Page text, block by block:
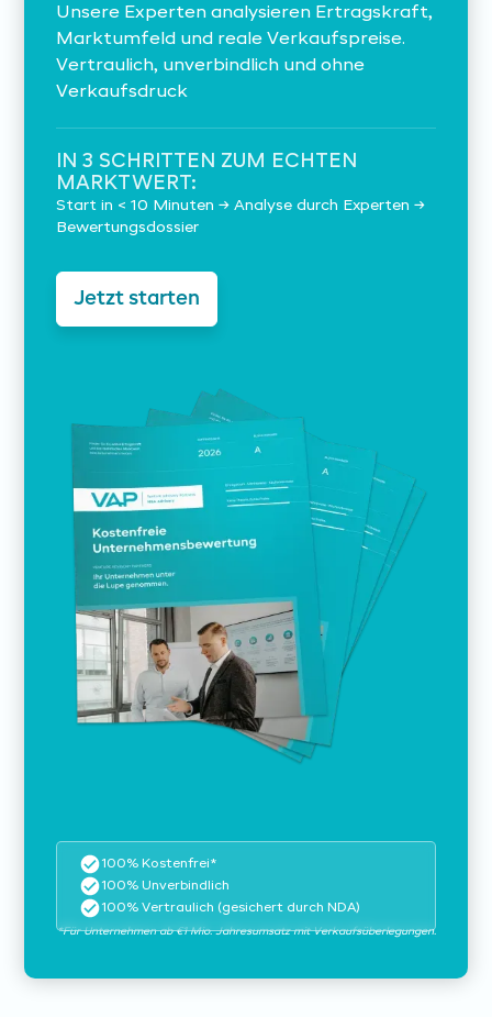
Unsere Experten analysieren Ertragskraft,
Marktumfeld und reale Verkaufspreise.
Vertraulich, unverbindlich und ohne
Verkaufsdruck
IN 3 SCHRITTEN ZUM ECHTEN
MARKTWERT:
Start in < 10 Minuten → Analyse durch Experten →
Bewertungsdossier
Jetzt starten
100% Kostenfrei*
100% Unverbindlich
100% Vertraulich (gesichert durch NDA)
*Für Unternehmen ab €1 Mio. Jahresumsatz mit Verkaufsüberlegungen.